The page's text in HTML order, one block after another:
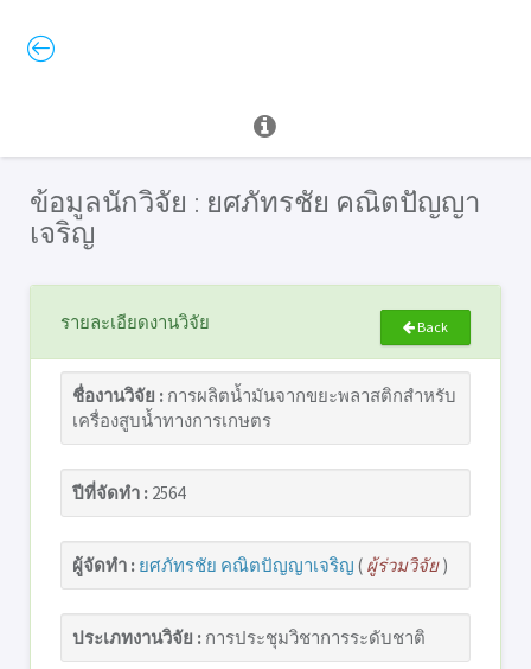
ข้อมูลนักวิจัย : ยศภัทรชัย คณิตปัญญา
เจริญ
รายละเอียดงานวิจัย Back
ชื่องานวิจัย : การผลิตน้ำมันจากขยะพลาสติกสำหรับ
เครื่องสูบน้ำทางการเกษตร
ปีที่จัดทำ : 2564
ผู้จัดทำ : ยศภัทรชัย คณิตปัญญาเจริญ ( ผู้ร่วมวิจัย)
ประเภทงานวิจัย : การประชุมวิชาการระดับชาติ